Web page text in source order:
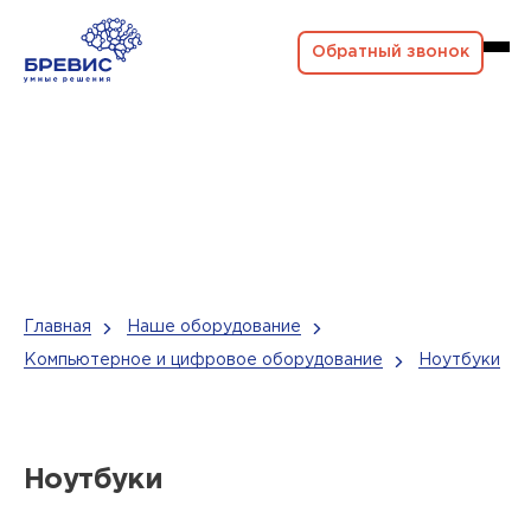
Обратный звонок
Главная Наше оборудование
Компьютерное и цифровое оборудование Ноутбуки
Ноутбуки